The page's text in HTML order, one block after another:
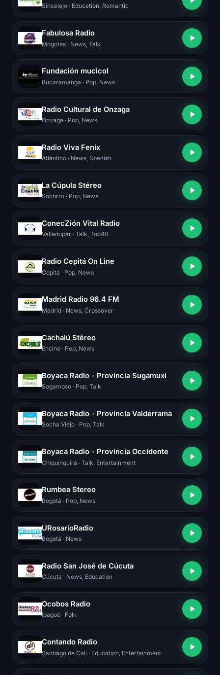
Sincelejo · Education, Romantic
Fabulosa Radio
Mogotes · News, Talk
Fundación mucicol
Bucaramanga · Pop, News
Radio Cultural de Onzaga
Onzaga · Pop, News
Radio Viva Fenix
Atlántico · News, Spanish
La Cúpula Stéreo
Socorro · Pop, News
ConecZión Vital Radio
Valledupar · Talk, Top40
Radio Cepitá On Line
Cepitá · Pop, News
Madrid Radio 96.4 FM
Madrid · News, Crossover
Cachalú Stéreo
Encino · Pop, News
Boyaca Radio - Provincia Sugamuxi
Sogamoso · Pop, Talk
Boyaca Radio - Provincia Valderrama
Socha Viejo · Pop, Talk
Boyaca Radio - Provincia Occidente
Chiquinquirá · Talk, Entertainment
Rumbea Stereo
Bogotá · Pop, News
URosarioRadio
Bogotá · News
Radio San José de Cúcuta
Cúcuta · News, Education
Ocobos Radio
Ibagué · Folk
Contando Radio
Santiago de Cali · Education, Entertainment